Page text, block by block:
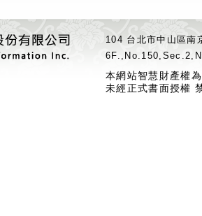
104 台北市中山區
本網站智慧財產權
未經正式書面授權